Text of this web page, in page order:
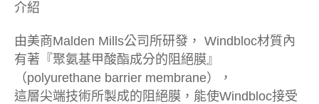
介紹
由美商Malden Mills公司所研發， Windbloc材質內
有著『聚氨基甲酸酯成分的阻絕膜』
（polyurethane barrier membrane），
這層尖端技術所製成的阻絕膜，能使Windbloc接受